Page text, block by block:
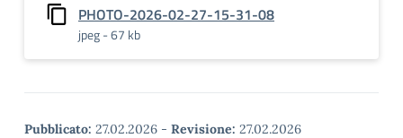
PHOTO-2026-02-27-15-31-08
jpeg - 67 kb
Pubblicato: 27.02.2026 - Revisione: 27.02.2026